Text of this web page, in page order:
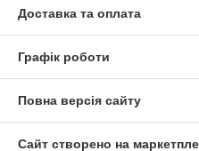
Доставка та оплата
Графік роботи
Повна версія сайту
Сайт створено на